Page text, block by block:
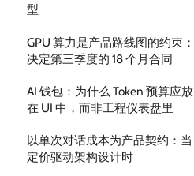
型
GPU 算力是产品路线图的约束：
决定第三季度的 18 个月合同
AI 钱包：为什么 Token 预算应放
在 UI 中，而非工程仪表盘里
以单次对话成本为产品契约：当
定价驱动架构设计时